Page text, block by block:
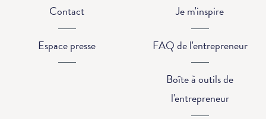
Contact
Espace presse
Je m'inspire
FAQ de l'entrepreneur
Boîte à outils de
l'entrepreneur